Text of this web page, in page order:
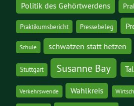
Politik des Gehörtwerdens
Praktikumsbericht Pressebeleg
Schule schwätzen statt hetzen
Stuttgart Susanne Bay
Verkehrswende Wahlkreis